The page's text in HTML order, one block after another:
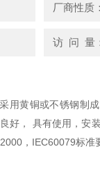
厂商性质
访 问 量
用黄铜或不锈钢制
好， 具有使用，安
，IEC60079标准